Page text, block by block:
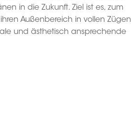
in die Zukunft. Ziel ist es, zum
Außenbereich in vollen Zügen
und ästhetisch ansprechende